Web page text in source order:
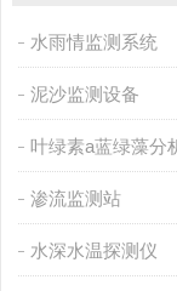
水雨情监测系统
泥沙监测设备
叶绿素a蓝绿藻分
渗流监测站
水深水温探测仪